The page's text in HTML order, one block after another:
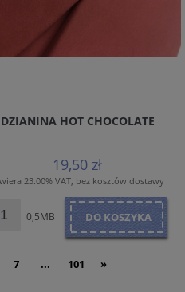
DZIANINA HOT CHOCOLATE
19,50 zł
23.00% VAT, bez kosztów dostawy
0,5MB DO KOSZYKA
7 ... 101 »